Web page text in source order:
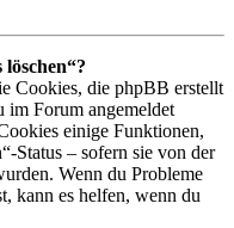
Cookies, die phpBB erstellt
im Forum angemeldet
einige Funktionen,
Status – sofern sie von der
Wenn du Probleme
kann es helfen, wenn du